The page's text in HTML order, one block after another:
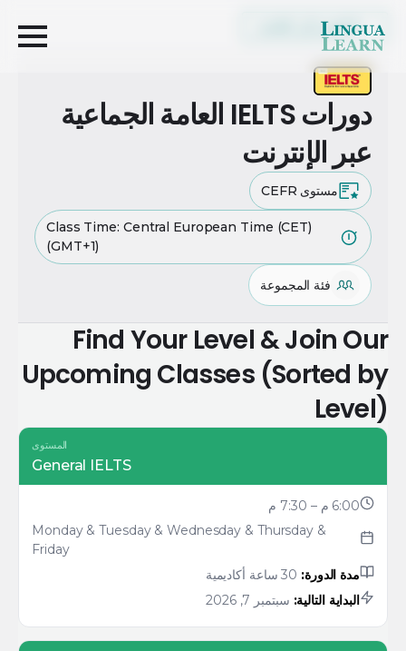
العودة إلى القائمة
دورات IELTS العامة الجماعية
عبر الإنترنت
مستوى CEFR
Class Time: Central European Time (CET)
(GMT+1)
فئة المجموعة
Find Your Level & Join Our
Upcoming Classes (Sorted by
Level)
المستوى
General IELTS
6:00 م – 7:30 م
Monday & Tuesday & Wednesday & Thursday &
Friday
مدة الدورة:
البداية التالية: سبتمبر 7, 2026